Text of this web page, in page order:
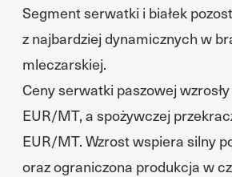
Segment serwatki i białek
z najbardziej dynamicznych w
mleczarskiej.
Ceny serwatki paszowej
EUR/MT, a spożywczej
EUR/MT. Wzrost wspiera silny
oraz ograniczona produkcja w